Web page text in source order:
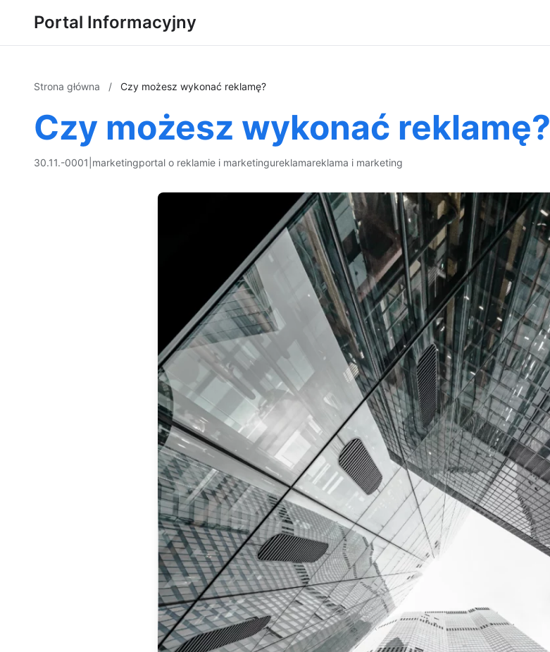
Portal Informacyjny
Strona główna / Czy możesz wykonać reklamę?
Czy możesz wykonać reklamę?
30.11.-0001 marketingportal o reklamie i marketingureklamareklama i marketing